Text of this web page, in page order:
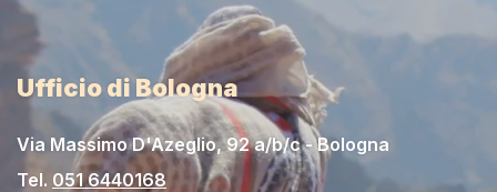
Ufficio di Bologna
Via Massimo D'Azeglio, 92 a/b/c - Bologna
Tel. 051 6440168